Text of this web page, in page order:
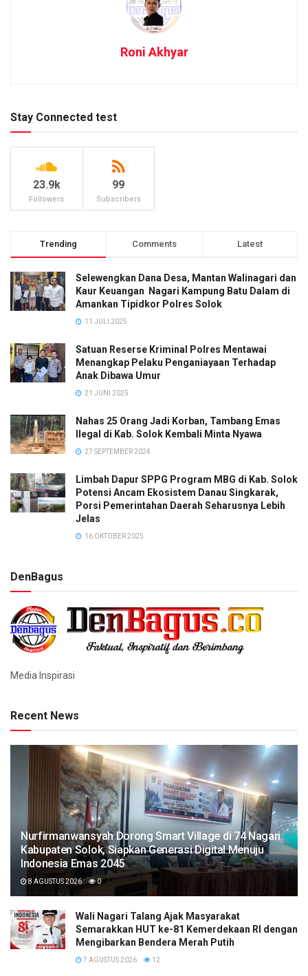
Roni Akhyar
Stay Connected test
23.9k
Followers
99
Subscribers
Trending Comments Latest
Selewengkan Dana Desa, Mantan Walinagari dan
Kaur Keuangan Nagari Kampung Batu Dalam di
Amankan Tipidkor Polres Solok
11 JULI 2025
Satuan Reserse Kriminal Polres Mentawai
Menangkap Pelaku Penganiayaan Terhadap
Anak Dibawa Umur
21 JUNI 2025
Nahas 25 Orang Jadi Korban, Tambang Emas
Ilegal di Kab. Solok Kembali Minta Nyawa
27 SEPTEMBER 2024
Limbah Dapur SPPG Program MBG di Kab. Solok
Potensi Ancam Ekosistem Danau Singkarak,
Porsi Pemerintahan Daerah Seharusnya Lebih
Jelas
16 OKTOBER 2025
DenBagus
Media Inspirasi
Recent News
Nurfirmanwansyah Dorong Smart Village di 74 Nagari
Kabupaten Solok, Siapkan Generasi Digital Menuju
Indonesia Emas 2045
8 AGUSTUS 2026 0
Wali Nagari Talang Ajak Masyarakat
Semarakkan HUT ke-81 Kemerdekaan RI dengan
Mengibarkan Bendera Merah Putih
7 AGUSTUS 2026 12